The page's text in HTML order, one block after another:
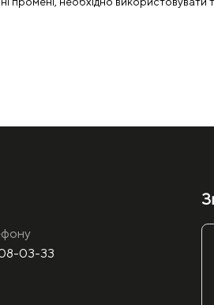
03-33